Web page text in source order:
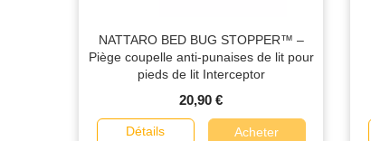
NATTARO BED BUG STOPPER™ –
Piège coupelle anti-punaises de lit pour
pieds de lit Interceptor
20,90 €
Détails Acheter